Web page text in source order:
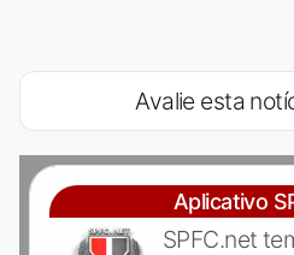
Avalie esta
Aplicativo
SPFC.net